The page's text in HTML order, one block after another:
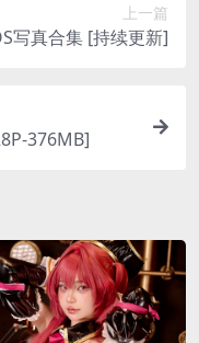
上一篇
写真合集 [持续更新]
376MB]